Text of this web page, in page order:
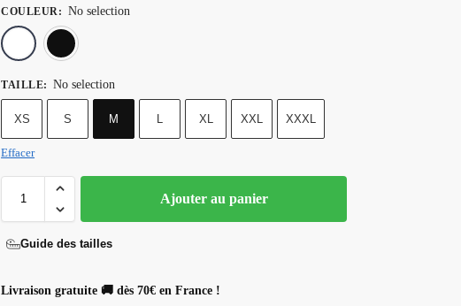
COULEUR : No selection
TAILLE: No selection
XS S M L XL XXL XXXL
Effacer
Ajouter au panier
Guide des tailles
Livraison gratuite 🚚 dès 70€ en France !